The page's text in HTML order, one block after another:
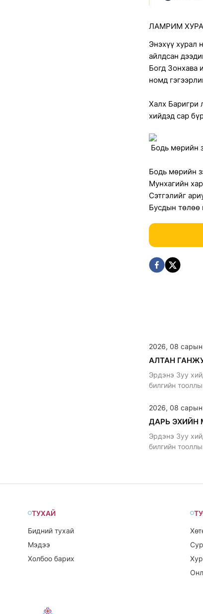
ЛАМРИМ
Энэхүү хурал
айлдсан
Богд Зонхава
номд
Халх Баригри
хийдэд сар
Бодь мөрийн
Бодь мөрийн
Мунхагийн
Сэтгэлийг
Бусдын төлөө
2026, 08
Эрдэнэ Зуу
билгийн
2026, 08 сарын
Эрдэнэ Зуу
билгийн
ТУХАЙ
Бидний тухай
Мэдээ
Холбоо барих